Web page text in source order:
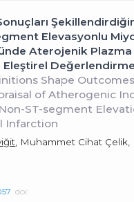
Elevasyonlu
Aterojenik Plazma
Eleştirel
Shape
of Atherogenic
ST-segment
Infarction
, Muhammet Cihat
doi: